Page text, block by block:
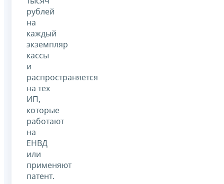
рублей
на
каждый
экземпляр
кассы
и
распространяется
на тех
ИП,
которые
работают
на
ЕНВД
или
применяют
патент.